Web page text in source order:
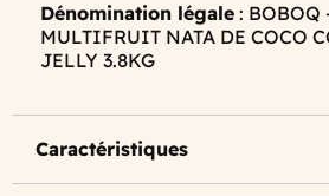
Dénomination légale : BOBOQ
MULTIFRUIT NATA DE COCO
JELLY 3.8KG
Caractéristiques